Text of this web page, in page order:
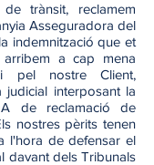
trànsit, reclamem
Asseguradora del
indemnització que et
a cap mena
pel nostre Client,
interposant la
de reclamació de
nostres pèrits tenen
l'hora de defensar el
davant dels Tribunals